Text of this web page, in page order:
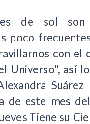
de sol son
poco
con el
Universo", así
Suárez
de este mes
Tiene su